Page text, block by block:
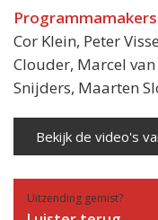
Cor Klein, Peter
Clouder, Marcel van
Snijders, Maarten
Bekijk de video's
Uitzending gemist?